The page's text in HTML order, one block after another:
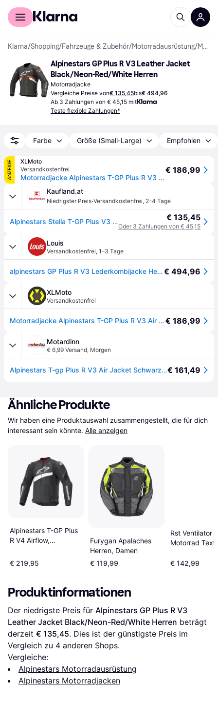
Für Shopper
Klarna/Shopping/Fahrzeuge & Zubehör/Motorradausrüstung/ Motorradjacken
Alpinestars GP Plus R V3 Leather Jacket
Black/Neon-Red/White Herren
Motorradjacke
Vergleiche Preise von€ 135,45bis€ 494,96
Ab 3 Zahlungen von € 45,15 mit
Teste flexible Zahlungen*
Farbe Größe (Small-Large) Empfohlen
ANZEIGE
XLMoto
Versandkostenfrei
Motorradjacke Alpinestars T-GP Plus R V3 Air Motorcycle Schwarz52
€ 186,99
Kaufland.at
Niedrigster Preis·Versandkostenfrei, 2–4 Tage
Alpinestars Stella T-GP Plus V3 Damen Motorrad Textiljacke, schwarz/weiß, XS € 135,45
Oder 3 Zahlungen von € 45,15
Louis
Versandkostenfrei, 1–3 Tage
alpinestars GP Plus R V3 Lederkombijacke Herren Rindleder schwarz, 50€ 494,96
XLMoto
Versandkostenfrei
Motorradjacke Alpinestars T-GP Plus R V3 Air Motorcycle Schwarz52€ 186,99
Motardinn
€ 6,99 Versand, Morgen
Alpinestars T-gp Plus R V3 Air Jacket Schwarz S Mann€ 161,49
Ähnliche Produkte
Wir haben eine Produktauswahl zusammengestellt, die für dich
interessant sein könnte. Alle anzeigen
Alpinestars T-GP Plus
R V4 Airflow,
Schwarz/Weiß
Erwachsene, Herren,
€ 219,95
Furygan Apalaches
Herren, Damen
€ 119,99
Rst Ventilator
Motorrad
Herren,
€ 142,99
Produktinformationen
Der niedrigste Preis für Alpinestars GP Plus R V3
Leather Jacket Black/Neon-Red/White Herren beträgt
derzeit € 135,45. Dies ist der günstigste Preis im
Vergleich zu 4 anderen Shops.
Vergleiche:
Alpinestars Motorradausrüstung
Alpinestars Motorradjacken